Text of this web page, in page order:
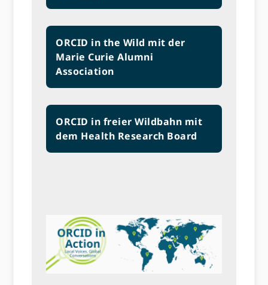
ORCID in the Wild mit der
Marie Curie Alumni
Association
ORCID in freier Wildbahn mit
dem Health Research Board